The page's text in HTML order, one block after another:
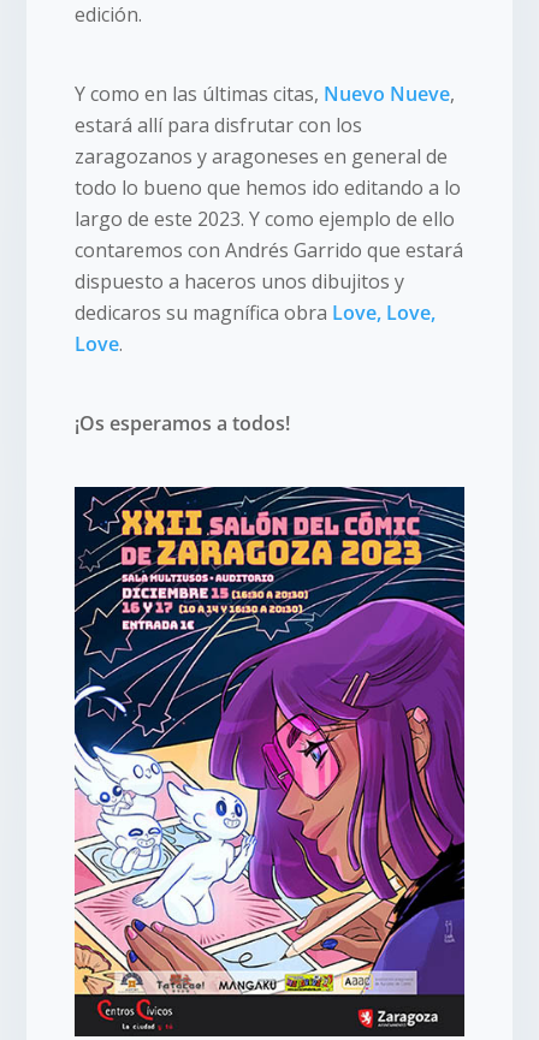
edición.
Y como en las últimas citas, Nuevo Nueve,
estará allí para disfrutar con los
zaragozanos y aragoneses en general de
todo lo bueno que hemos ido editando a lo
largo de este 2023. Y como ejemplo de ello
contaremos con Andrés Garrido que estará
dispuesto a haceros unos dibujitos y
dedicaros su magnífica obra Love, Love,
Love.
¡Os esperamos a todos!